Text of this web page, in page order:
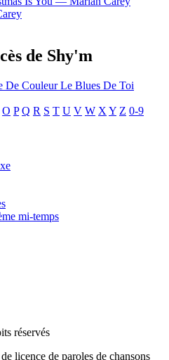
de Shy'm
De CouleurLe Blues De Toi
O P Q R S T U V W X Y Z 0-9
mi-temps
réservés
licence de paroles de chansons